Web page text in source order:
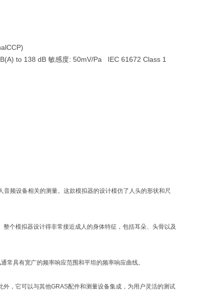
to 138 dB 敏感度: 50mV/Pa IEC 61672 Class 1
频设备相关的测量。这款模拟器的设计模仿了人头的形状和尺
个模拟器设计得非常接近成人的身体特征，包括耳朵、头骨以及
常具有宽广的频率响应范围和平坦的频率响应曲线。
，它可以与其他GRAS配件和测量设备集成，为用户灵活的测试